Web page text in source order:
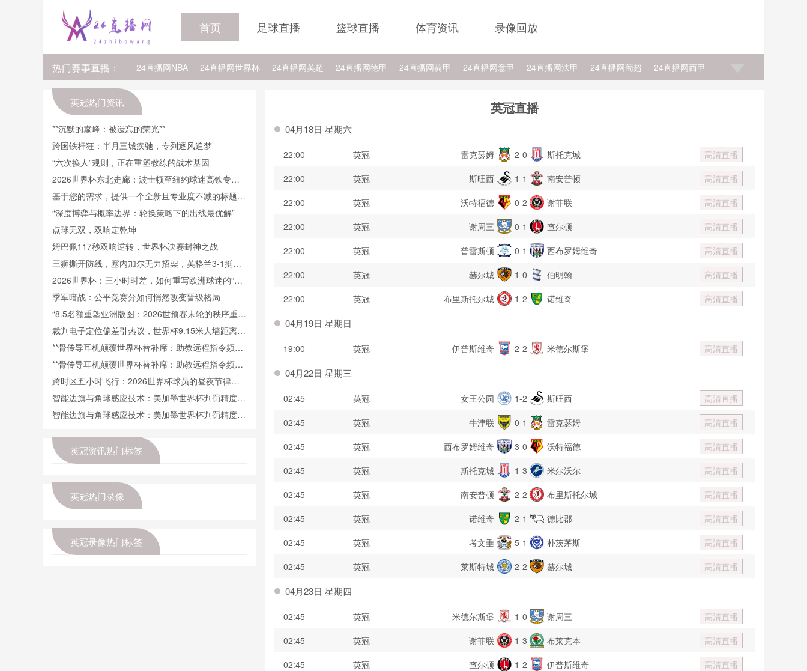
首页 足球直播 篮球直播 体育资讯 录像回放
热门赛事直播： 24直播网NBA 24直播网世界杯 24直播网英超 24直播网德甲 24直播网荷甲 24直播网意甲 24直播网法甲 24直播网葡超 24直播网西甲
24直播网中超
24直播网NBA雷霆
英冠直播
04月18日 星期六
22:00 英冠 雷克瑟姆 2-0 斯托克城
高清直播
22:00
英冠 斯旺西 1-1 南安普顿
高清直播
22:00
英冠 沃特福德 0-2 谢菲联
高清直播
22:00
英冠 谢周三 0-1 查尔顿
高清直播
22:00
英冠 普雷斯顿 0-1 西布罗姆维奇
高清直播
22:00
英冠 赫尔城 1-0 伯明翰
高清直播
22:00
英冠 布里斯托尔城 1-2 诺维奇 高清直播
04月19日 星期日
19:00 英冠 伊普斯维奇 2-2 米德尔斯堡 高清直播
04月22日 星期三
02:45 英冠 女王公园 1-2 斯旺西
高清直播
02:45
英冠 牛津联 0-1 雷克瑟姆
高清直播
02:45
英冠 西布罗姆维奇 3-0 沃特福德
高清直播
02:45
英冠 斯托克城 1-3 米尔沃尔
高清直播
02:45
英冠 南安普顿 2-2 布里斯托尔城
高清直播
02:45
英冠 诺维奇 2-1 德比郡
高清直播
02:45
英冠 考文垂 5-1 朴茨茅斯
高清直播
02:45
英冠 莱斯特城 2-2 赫尔城 高清直播
04月23日 星期四
02:45 英冠 米德尔斯堡 1-0 谢周三
高清直播
02:45
英冠 谢菲联 1-3 布莱克本
高清直播
02:45
英冠 查尔顿 1-2 伊普斯维奇
高清直播
英冠热门资讯
**沉默的巅峰：被遗忘的荣光**
跨国铁杆狂：半月三城疾驰，专列逐风追梦
“六次换人”规则，正在重塑教练的战术基因
2026世界杯东北走廊：波士顿至纽约球迷高铁专线
直通计划
基于您的需求，提供一个全新且专业度不减的标题：
<br /> <br /> **面向极端热应激的2026世界杯场馆：
智能水冷网络的自适应调控与动态补给策略研究**
“深度博弈与概率边界：轮换策略下的出线最优解”
点球无双，双响定乾坤
姆巴佩117秒双响逆转，世界杯决赛封神之战
三狮撕开防线，塞内加尔无力招架，英格兰3-1挺进
八强
2026世界杯：三小时时差，如何重写欧洲球迷的“观
赛生物钟”
季军暗战：公平竞赛分如何悄然改变晋级格局
“8.5名额重塑亚洲版图：2026世预赛末轮的秩序重构
与势力洗牌”
裁判电子定位偏差引热议，世界杯9.15米人墙距离成
争议焦点
**骨传导耳机颠覆世界杯替补席：助教远程指令频次
首度被量化曝光**
**骨传导耳机颠覆世界杯替补席：助教远程指令频次
首度被量化曝光**
跨时区五小时飞行：2026世界杯球员的昼夜节律适
应挑战
智能边旗与角球感应技术：美加墨世界杯判罚精度再
升级
智能边旗与角球感应技术：美加墨世界杯判罚精度再
英冠资讯热门标签
英冠热门录像
英冠录像热门标签